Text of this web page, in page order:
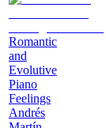
Romantic
and
Evolutive
Piano
Feelings
Andrés